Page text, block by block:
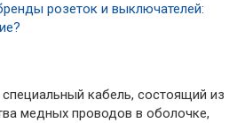
розеток и выключателей:
кабель, состоящий из
медных проводов в оболочке,